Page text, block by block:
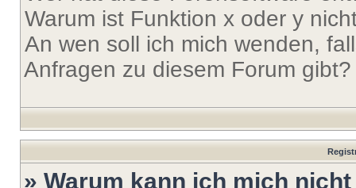
Warum ist Funktion x oder y
An wen soll ich mich wenden,
Anfragen zu diesem Forum gibt?
» Warum kann ich mich